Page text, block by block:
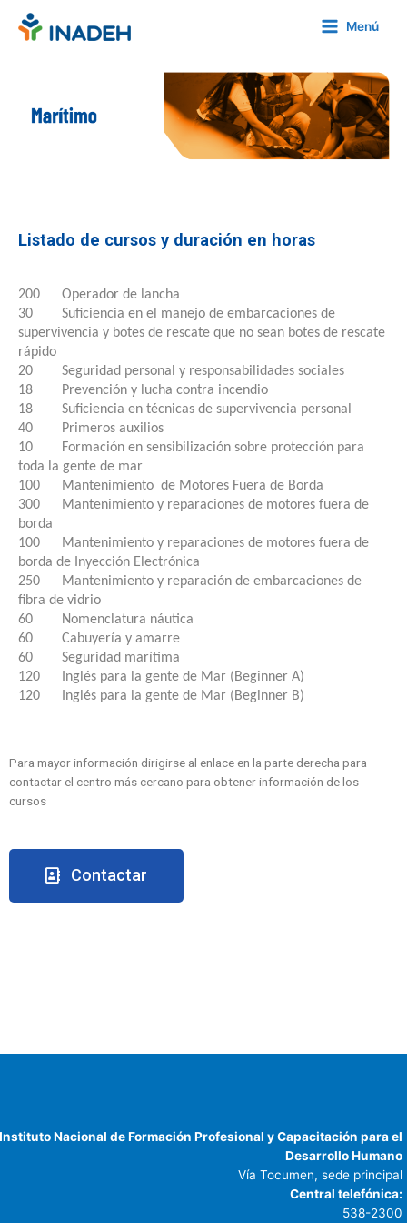
Menú
Listado de cursos y duración en horas
200 Operador de lancha
30 Suficiencia en el manejo de embarcaciones de
supervivencia y botes de rescate que no sean botes de rescate
rápido
20 Seguridad personal y responsabilidades sociales
18 Prevención y lucha contra incendio
18 Suficiencia en técnicas de supervivencia personal
40 Primeros auxilios
10 Formación en sensibilización sobre protección para
toda la gente de mar
100 Mantenimiento de Motores Fuera de Borda
300 Mantenimiento y reparaciones de motores fuera de
borda
100 Mantenimiento y reparaciones de motores fuera de
borda de Inyección Electrónica
250 Mantenimiento y reparación de embarcaciones de
fibra de vidrio
60 Nomenclatura náutica
60 Cabuyería y amarre
60 Seguridad marítima
120 Inglés para la gente de Mar (Beginner A)
120 Inglés para la gente de Mar (Beginner B)
Para mayor información dirigirse al enlace en la parte derecha para
contactar el centro más cercano para obtener información de los
cursos
Contactar
Instituto Nacional de Formación Profesional y Capacitación para el
Desarrollo Humano
Vía Tocumen, sede principal
Central telefónica:
538-2300